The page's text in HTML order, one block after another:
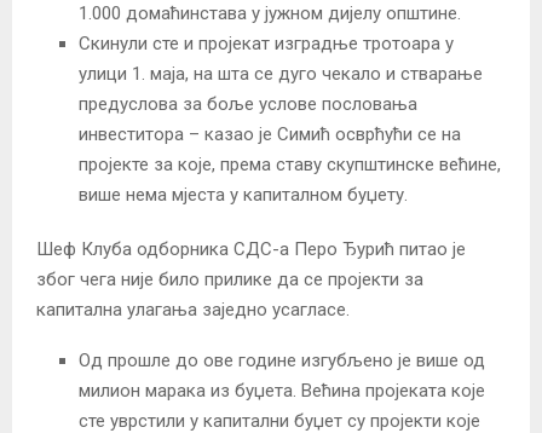
1.000 домаћинстава у јужном дијелу општине.
Скинули сте и пројекат изградње тротоара у
улици 1. маја, на шта се дуго чекало и стварање
предуслова за боље услове пословања
инвеститора – казао је Симић осврћући се на
пројекте за које, према ставу скупштинске већине,
више нема мјеста у капиталном буџету.
Шеф Клуба одборника СДС-а Перо Ђурић питао је
због чега није било прилике да се пројекти за
капитална улагања заједно усагласе.
Од прошле до ове године изгубљено је више од
милион марака из буџета. Већина пројеката које
сте уврстили у капитални буџет су пројекти које